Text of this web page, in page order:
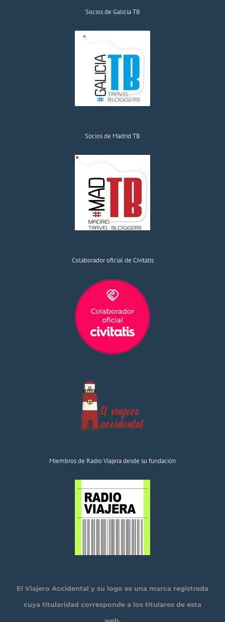
Socios de Galicia TB
Socios de Madrid TB
Colaborador oficial de Civitatis
Miembros de Radio Viajera desde su fundación
El Viajero Accidental y su logo es una marca registrada
cuya titularidad corresponde a los titulares de esta
web.